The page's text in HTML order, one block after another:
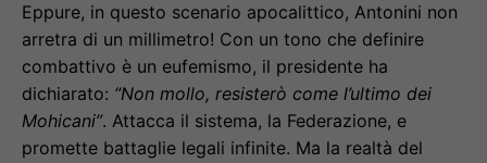
Eppure, in questo scenario apocalittico, Antonini non
arretra di un millimetro! Con un tono che definire
combattivo è un eufemismo, il presidente ha
dichiarato: “Non mollo, resisterò come l’ultimo dei
Mohicani”. Attacca il sistema, la Federazione, e
promette battaglie legali infinite. Ma la realtà del